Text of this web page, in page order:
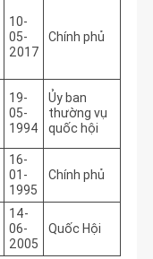
10-
05-
2017
Chính phủ
19-
05-
1994
Ủy ban
thường vụ
quốc hội
16-
01-
1995
Chính phủ
14-
06-
2005
Quốc Hội